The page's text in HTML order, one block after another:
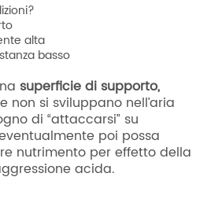
alta
basso
superficie di supporto,
non si sviluppano nell’aria
di “attaccarsi” su
poi possa
nutrimento per effetto della
acida.